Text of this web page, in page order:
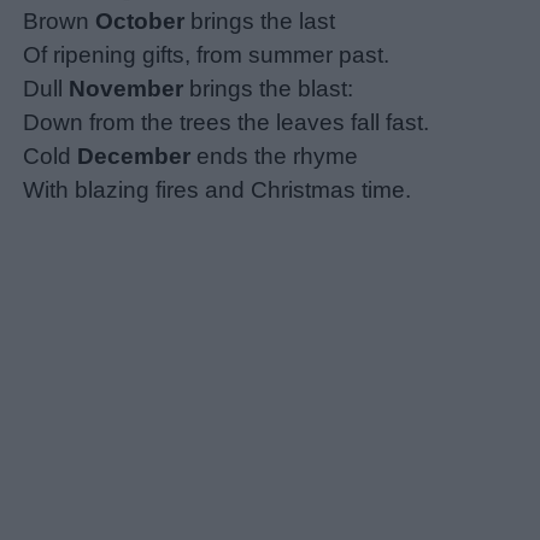
Brown October brings the last
Of ripening gifts, from summer past.
Dull November brings the blast:
Down from the trees the leaves fall fast.
Cold December ends the rhyme
With blazing fires and Christmas time.